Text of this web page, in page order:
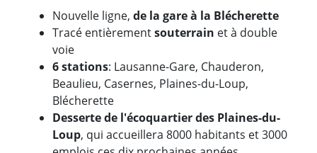
Nouvelle ligne, de la gare à la Blécherette
Tracé entièrementsouterrain et à double
voie
6 stations: Lausanne-Gare, Chauderon,
Beaulieu, Casernes, Plaines-du-Loup,
Blécherette
Desserte de l'écoquartier des Plaines-du-
Loup, qui accueillera 8000 habitants et 3000